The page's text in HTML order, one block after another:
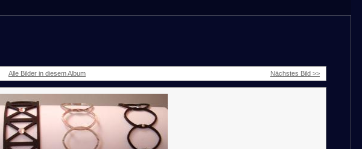
Alle Bilder in diesem Album Nächstes Bild >>